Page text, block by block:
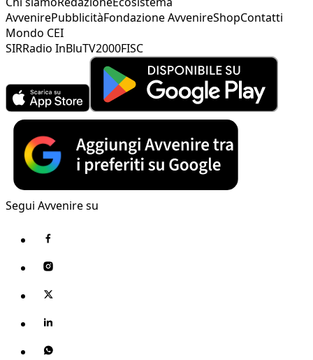
AvvenirePubblicitàFondazione AvvenireShopContatti
Mondo CEI
SIRRadio InBluTV2000FISC
Segui Avvenire su